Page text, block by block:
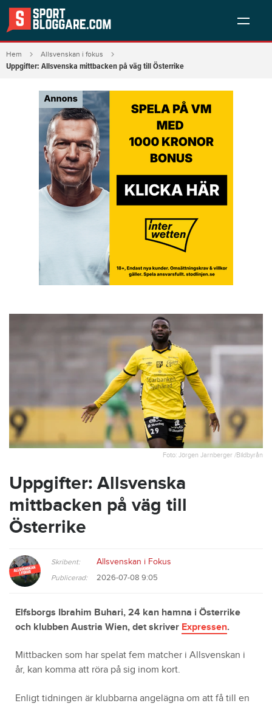
Hem Allsvenskan i fokus
Uppgifter: Allsvenska mittbacken på väg till Österrike
Foto: Jörgen Jarnberger /Bildbyrån
Uppgifter: Allsvenska
mittbacken på väg till
Österrike
Skribent: Allsvenskan i Fokus
Publicerad: 2026-07-08 9:05
Elfsborgs Ibrahim Buhari, 24 kan hamna i Österrike
och klubben Austria Wien, det skriver Expressen.
Mittbacken som har spelat fem matcher i Allsvenskan i
år, kan komma att röra på sig inom kort.
Enligt tidningen är klubbarna angelägna om att få till en